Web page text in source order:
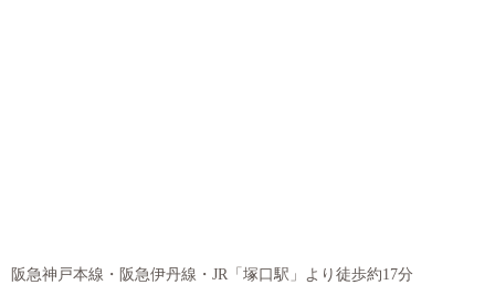
阪急神戸本線・阪急伊丹線・JR「塚口駅」より徒歩約17分